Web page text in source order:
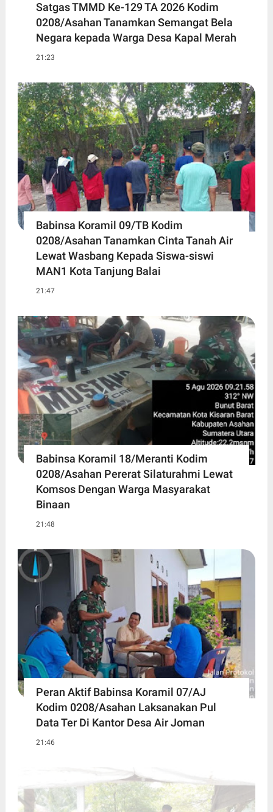
Satgas TMMD Ke-129 TA 2026 Kodim
0208/Asahan Tanamkan Semangat Bela
Negara kepada Warga Desa Kapal Merah
21:23
Babinsa Koramil 09/TB Kodim
0208/Asahan Tanamkan Cinta Tanah Air
Lewat Wasbang Kepada Siswa-siswi
MAN1 Kota Tanjung Balai
21:47
Babinsa Koramil 18/Meranti Kodim
0208/Asahan Pererat Silaturahmi Lewat
Komsos Dengan Warga Masyarakat
Binaan
21:48
Peran Aktif Babinsa Koramil 07/AJ
Kodim 0208/Asahan Laksanakan Pul
Data Ter Di Kantor Desa Air Joman
21:46